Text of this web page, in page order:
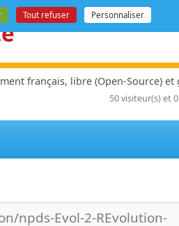
français, libre (Open-Source) et
50 visiteur(s) et
npds-Evol-2-REvolution-
Tout refuser Personnaliser